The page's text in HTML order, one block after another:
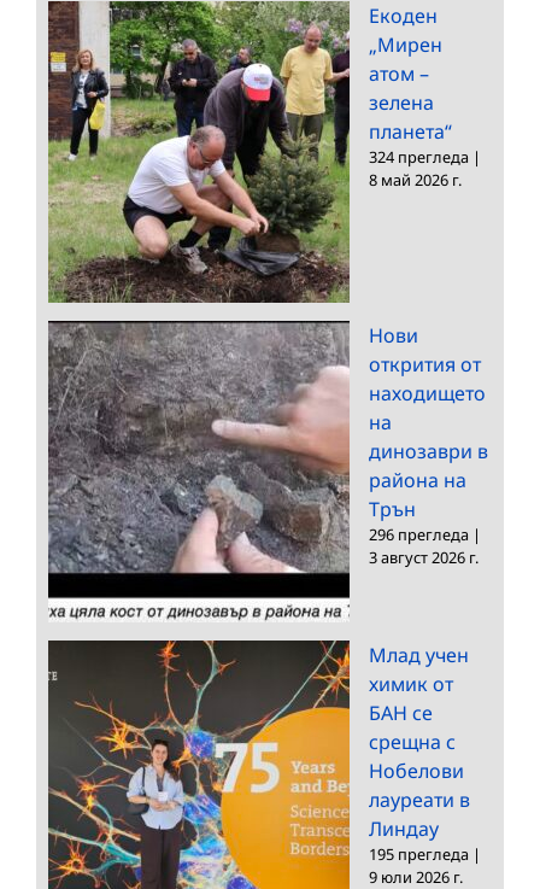
Екоден
„Мирен
атом –
зелена
планета“
324 прегледа |
8 май 2026 г.
Нови
открития от
находището
на
динозаври в
района на
Трън
296 прегледа |
3 август 2026 г.
Млад учен
химик от
БАН се
срещна с
Нобелови
лауреати в
Линдау
195 прегледа |
9 юли 2026 г.